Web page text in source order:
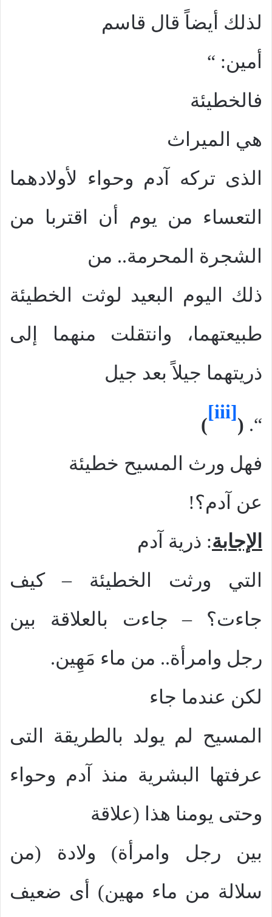
لذلك أيضاً قال قاسم
أمين: “
فالخطيئة
هي الميراث
الذى تركه آدم وحواء لأولادهما
التعساء من يوم أن اقتربا من
الشجرة المحرمة.. من
ذلك اليوم البعيد لوثت الخطيئة
طبيعتهما، وانتقلت منهما إلى
ذريتهما جيلاً بعد جيل
“.
(
[iii]
)
فهل ورث المسيح خطيئة
عن آدم؟!
الإجابة: ذرية آدم
التي ورثت الخطيئة – كيف
جاءت؟ – جاءت بالعلاقة بين
رجل وامرأة.. من ماء مَهِين.
لكن عندما جاء
المسيح لم يولد بالطريقة التى
عرفتها البشرية منذ آدم وحواء
وحتى يومنا هذا (علاقة
بين رجل وامرأة) ولادة (من
سلالة من ماء مهين) أى ضعيف